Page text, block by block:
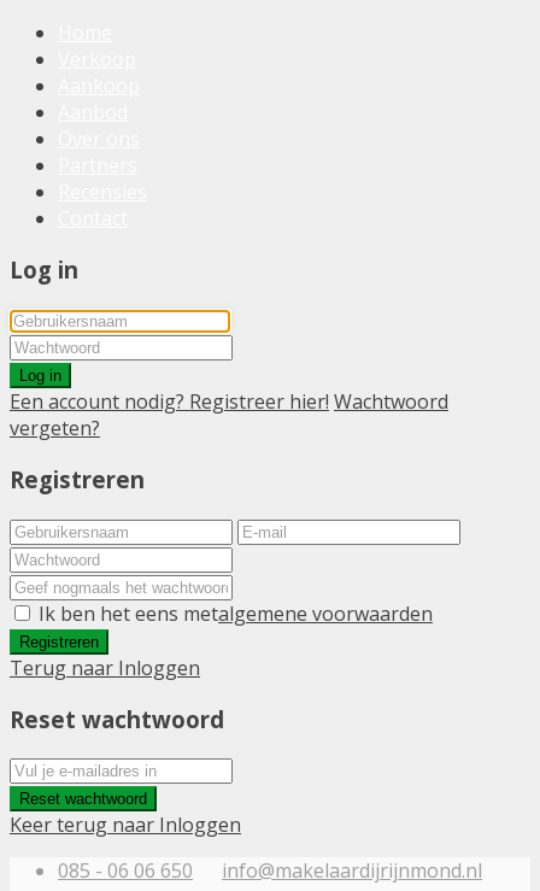
Log in
Log in
Een account nodig? Registreer hier! Wachtwoord
vergeten?
Registreren
Ik ben het eens metalgemene voorwaarden
Registreren
Terug naar Inloggen
Reset wachtwoord
Reset wachtwoord
Keer terug naar Inloggen
085 - 06 06 650
info@makelaardijrijnmond.nl